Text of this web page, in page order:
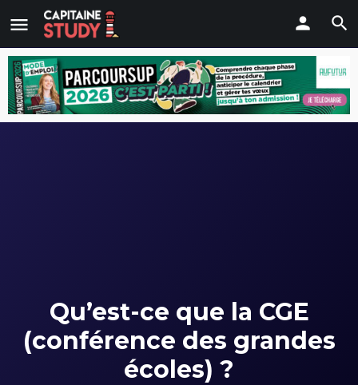
Qu’est-ce que la CGE
(conférence des grandes
écoles) ?